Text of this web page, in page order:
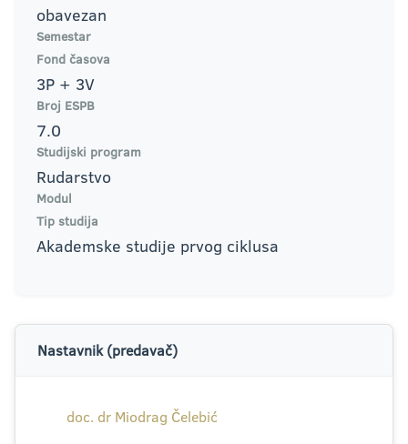
obavezan
Semestar
Fond časova
3P + 3V
Broj ESPB
7.0
Studijski program
Rudarstvo
Modul
Tip studija
Akademske studije prvog ciklusa
Nastavnik (predavač)
doc. dr Miodrag Čelebić